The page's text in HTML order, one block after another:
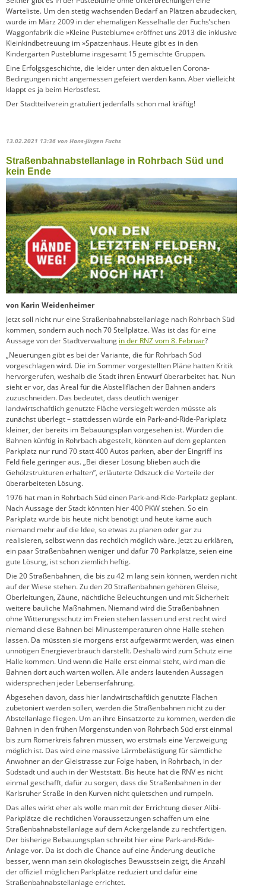
Warteliste. Um den stetig wachsenden Bedarf an Plätzen abzudecken,
wurde im März 2009 in der ehemaligen Kesselhalle der Fuchs’schen
Waggonfabrik die »Kleine Pusteblume« eröffnet uns 2013 die inklusive
Kleinkindbetreuung im »Spatzenhaus. Heute gibt es in den
Kindergärten Pusteblume insgesamt 15 gemischte Gruppen.
Eine Erfolgsgeschichte, die leider unter den aktuellen Corona-
Bedingungen nicht angemessen gefeiert werden kann. Aber vielleicht
klappt es ja beim Herbstfest.
Der Stadtteilverein gratuliert jedenfalls schon mal kräftig!
13.02.2021 13:36 von Hans-Jürgen Fuchs
Straßenbahnabstellanlage in Rohrbach Süd und
kein Ende
von Karin Weidenheimer
Jetzt soll nicht nur eine Straßenbahnabstellanlage nach Rohrbach Süd
kommen, sondern auch noch 70 Stellplätze. Was ist das für eine
Aussage von der Stadtverwaltung in der RNZ vom 8. Februar?
„Neuerungen gibt es bei der Variante, die für Rohrbach Süd
vorgeschlagen wird. Die im Sommer vorgestellten Pläne hatten Kritik
hervorgerufen, weshalb die Stadt ihren Entwurf überarbeitet hat. Nun
sieht er vor, das Areal für die Abstellflächen der Bahnen anders
zuzuschneiden. Das bedeutet, dass deutlich weniger
landwirtschaftlich genutzte Fläche versiegelt werden müsste als
zunächst überlegt – stattdessen würde ein Park-and-Ride-Parkplatz
kleiner, der bereits im Bebauungsplan vorgesehen ist. Würden die
Bahnen künftig in Rohrbach abgestellt, könnten auf dem geplanten
Parkplatz nur rund 70 statt 400 Autos parken, aber der Eingriff ins
Feld fiele geringer aus. „Bei dieser Lösung blieben auch die
Gehölzstrukturen erhalten”, erläuterte Odszuck die Vorteile der
überarbeiteten Lösung.
1976 hat man in Rohrbach Süd einen Park-and-Ride-Parkplatz geplant.
Nach Aussage der Stadt könnten hier 400 PKW stehen. So ein
Parkplatz wurde bis heute nicht benötigt und heute käme auch
niemand mehr auf die Idee, so etwas zu planen oder gar zu
realisieren, selbst wenn das rechtlich möglich wäre. Jetzt zu erklären,
ein paar Straßenbahnen weniger und dafür 70 Parkplätze, seien eine
gute Lösung, ist schon ziemlich heftig.
Die 20 Straßenbahnen, die bis zu 42 m lang sein können, werden nicht
auf der Wiese stehen. Zu den 20 Straßenbahnen gehören Gleise,
Oberleitungen, Zäune, nächtliche Beleuchtungen und mit Sicherheit
weitere bauliche Maßnahmen. Niemand wird die Straßenbahnen
ohne Witterungsschutz im Freien stehen lassen und erst recht wird
niemand diese Bahnen bei Minustemperaturen ohne Halle stehen
lassen. Da müssten sie morgens erst aufgewärmt werden, was einen
unnötigen Energieverbrauch darstellt. Deshalb wird zum Schutz eine
Halle kommen. Und wenn die Halle erst einmal steht, wird man die
Bahnen dort auch warten wollen. Alle anders lautenden Aussagen
widersprechen jeder Lebenserfahrung.
Abgesehen davon, dass hier landwirtschaftlich genutzte Flächen
zubetoniert werden sollen, werden die Straßenbahnen nicht zu der
Abstellanlage fliegen. Um an ihre Einsatzorte zu kommen, werden die
Bahnen in den frühen Morgenstunden von Rohrbach Süd erst einmal
bis zum Römerkreis fahren müssen, wo erstmals eine Verzweigung
möglich ist. Das wird eine massive Lärmbelästigung für sämtliche
Anwohner an der Gleistrasse zur Folge haben, in Rohrbach, in der
Südstadt und auch in der Weststatt. Bis heute hat die RNV es nicht
einmal geschafft, dafür zu sorgen, dass die Straßenbahnen in der
Karlsruher Straße in den Kurven nicht quietschen und rumpeln.
Das alles wirkt eher als wolle man mit der Errichtung dieser Alibi-
Parkplätze die rechtlichen Voraussetzungen schaffen um eine
Straßenbahnabstellanlage auf dem Ackergelände zu rechtfertigen.
Der bisherige Bebauungsplan schreibt hier eine Park-and-Ride-
Anlage vor. Da ist doch die Chance auf eine Änderung deutliche
besser, wenn man sein ökologisches Bewusstsein zeigt, die Anzahl
der offiziell möglichen Parkplätze reduziert und dafür eine
Straßenbahnabstellanlage errichtet.